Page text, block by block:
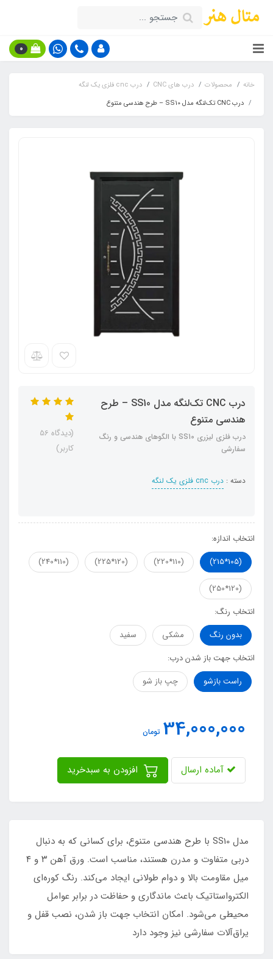
0
خانه محصولات درب های CNC
درب cnc فلزی یک لنگه
درب CNC تک‌لنگه مدل SS10 – طرح هندسی متنوع
درب CNC تک‌لنگه مدل SS10 – طرح
هندسی متنوع
درب فلزی لیزری SS10 با الگوهای هندسی و رنگ
سفارشی
دسته : درب cnc فلزی یک لنگه
(دیدگاه 56
کاربر)
انتخاب اندازه:
(105*215)
(110*220)
(120*225)
(110*240)
(120*250)
انتخاب رنگ:
بدون رنگ
مشکی
سفید
انتخاب جهت باز شدن درب:
راست بازشو
چپ باز شو
34,000,000 تومان
آماده ارسال
مدل SS10 با طرح هندسی متنوع، برای کسانی که به دنبال
دربی متفاوت و مدرن هستند، مناسب است. ورق آهن ۳ و ۴
میل مقاومت بالا و دوام طولانی ایجاد می‌کند. رنگ کوره‌ای
الکترواستاتیک باعث ماندگاری و حفاظت در برابر عوامل
محیطی می‌شود. امکان انتخاب جهت باز شدن، نصب قفل و
یراق‌آلات سفارشی نیز وجود دارد